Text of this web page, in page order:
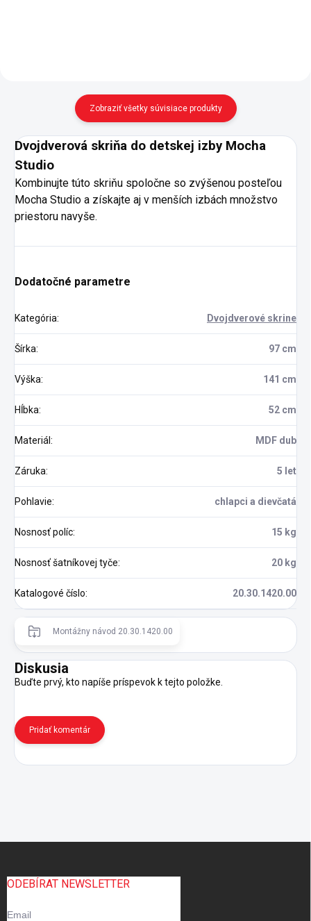
Zobraziť všetky súvisiace produkty
Dvojdverová skriňa do detskej izby Mocha
Studio
Kombinujte túto skriňu spoločne so zvýšenou posteľou
Mocha Studio a získajte aj v menších izbách množstvo
priestoru navyše.
Dodatočné parametre
Kategória: Dvojdverové skrine
Šírka: 97 cm
Výška: 141 cm
Hĺbka: 52 cm
Materiál: MDF dub
Záruka: 5 let
Pohlavie: chlapci a dievčatá
Nosnosť políc: 15 kg
Nosnosť šatníkovej tyče: 20 kg
Katalogové číslo: 20.30.1420.00
Montážny návod 20.30.1420.00
Diskusia
Buďte prvý, kto napíše príspevok k tejto položke.
Pridať komentár
ODEBÍRAT NEWSLETTER
Email